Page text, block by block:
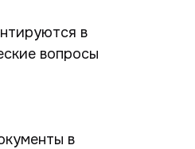
в
вопросы
в